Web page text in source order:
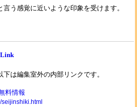
う感覚に近いような印象を受けます。
は編集室外の内部リンクです。
料情報